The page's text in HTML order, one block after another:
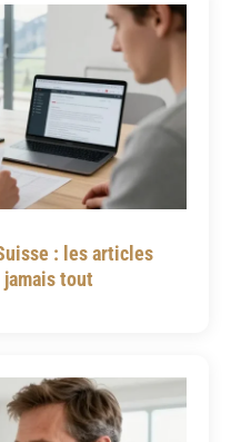
: les articles
tout